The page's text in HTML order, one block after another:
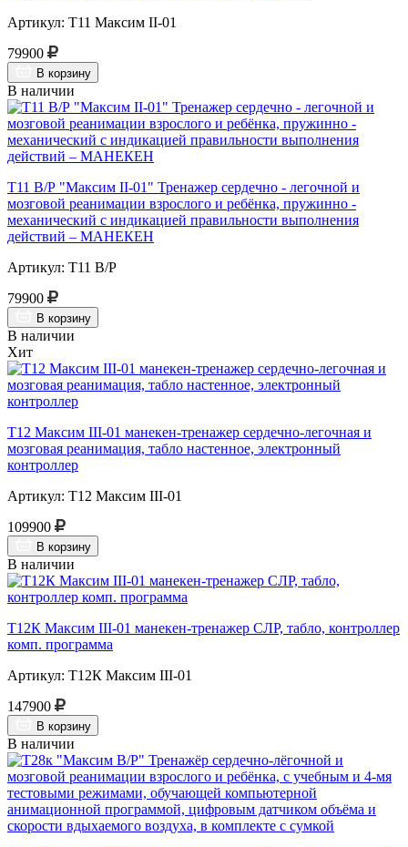
Артикул: Т11 Максим II-01
79900
В корзину
В наличии
Т11 В/Р "Максим II-01" Тренажер сердечно - легочной и
мозговой реанимации взрослого и ребёнка, пружинно -
механический с индикацией правильности выполнения
действий – МАНЕКЕН
Артикул: Т11 В/Р
79900
В корзину
В наличии
Хит
Т12 Максим III-01 манекен-тренажер сердечно-легочная и
мозговая реанимация, табло настенное, электронный
контроллер
Артикул: Т12 Максим III-01
109900
В корзину
В наличии
Т12К Максим III-01 манекен-тренажер СЛР, табло, контроллер
комп. программа
Артикул: Т12К Максим III-01
147900
В корзину
В наличии